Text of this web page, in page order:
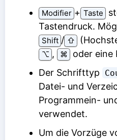
Modifier ⁠+⁠ Taste
Tastendruck.
Shift / ⇧
⌥ , ⌘
oder eine
Der Schrifttyp
Datei- und
Programmein-
verwendet.
Um die Vorzüge